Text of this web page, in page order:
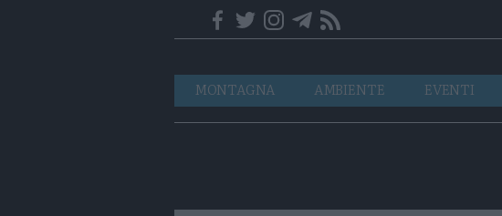
Navigazione
principale
MONTAGNA AMBIENTE EVENTI